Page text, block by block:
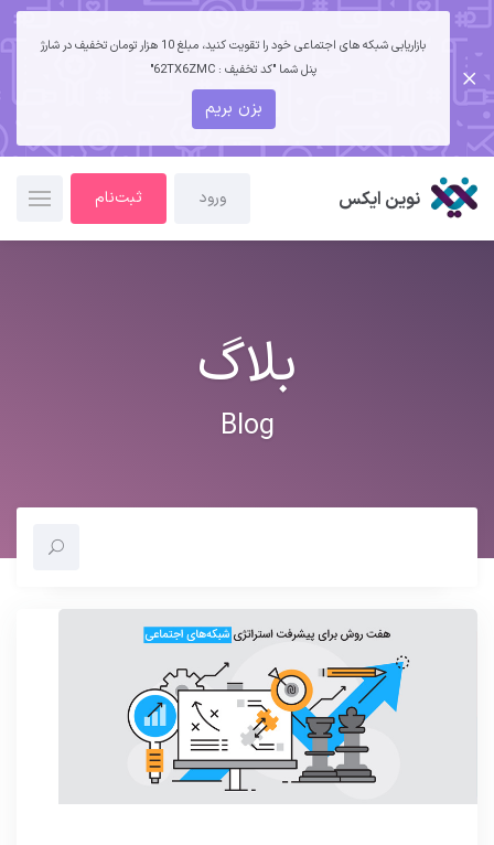
بازاریابی شبکه های اجتماعی خود را تقویت کنید، مبلغ 10 هزار تومان تخفیف در شارژ
پنل شما "کد تخفیف : 62TX6ZMC"
بزن بریم
نوین ایکس ورود ثبت‌نام
بلاگ
Blog